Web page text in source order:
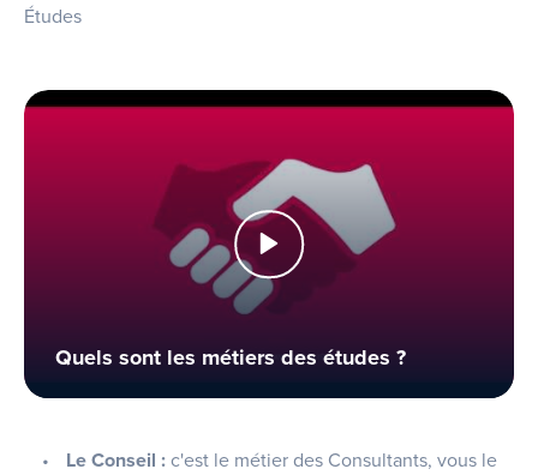
Études
Quels sont les métiers des études ?
Le Conseil : c'est le métier des Consultants, vous le